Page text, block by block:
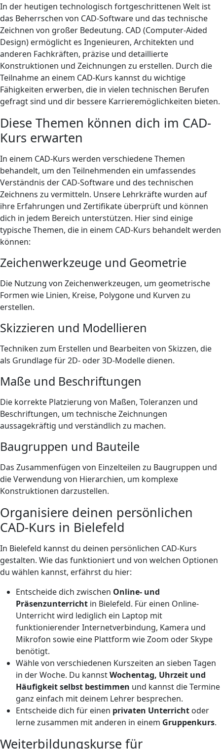
In der heutigen technologisch fortgeschrittenen Welt ist
das Beherrschen von CAD-Software und das technische
Zeichnen von großer Bedeutung. CAD (Computer-Aided
Design) ermöglicht es Ingenieuren, Architekten und
anderen Fachkräften, präzise und detaillierte
Konstruktionen und Zeichnungen zu erstellen. Durch die
Teilnahme an einem CAD-Kurs kannst du wichtige
Fähigkeiten erwerben, die in vielen technischen Berufen
gefragt sind und dir bessere Karrieremöglichkeiten bieten.
Diese Themen können dich im CAD-
Kurs erwarten
In einem CAD-Kurs werden verschiedene Themen
behandelt, um den Teilnehmenden ein umfassendes
Verständnis der CAD-Software und des technischen
Zeichnens zu vermitteln. Unsere Lehrkräfte wurden auf
ihre Erfahrungen und Zertifikate überprüft und können
dich in jedem Bereich unterstützen. Hier sind einige
typische Themen, die in einem CAD-Kurs behandelt werden
können:
Zeichenwerkzeuge und Geometrie
Die Nutzung von Zeichenwerkzeugen, um geometrische
Formen wie Linien, Kreise, Polygone und Kurven zu
erstellen.
Skizzieren und Modellieren
Techniken zum Erstellen und Bearbeiten von Skizzen, die
als Grundlage für 2D- oder 3D-Modelle dienen.
Maße und Beschriftungen
Die korrekte Platzierung von Maßen, Toleranzen und
Beschriftungen, um technische Zeichnungen
aussagekräftig und verständlich zu machen.
Baugruppen und Bauteile
Das Zusammenfügen von Einzelteilen zu Baugruppen und
die Verwendung von Hierarchien, um komplexe
Konstruktionen darzustellen.
Organisiere deinen persönlichen
CAD-Kurs in Bielefeld
In Bielefeld kannst du deinen persönlichen CAD-Kurs
gestalten. Wie das funktioniert und von welchen Optionen
du wählen kannst, erfährst du hier:
Entscheide dich zwischen Online- und
Präsenzunterricht in Bielefeld. Für einen Online-
Unterricht wird lediglich ein Laptop mit
funktionierender Internetverbindung, Kamera und
Mikrofon sowie eine Plattform wie Zoom oder Skype
benötigt.
Wähle von verschiedenen Kurszeiten an sieben Tagen
in der Woche. Du kannstWochentag, Uhrzeit und
Häufigkeit selbst bestimmen und kannst die Termine
ganz einfach mit deinem Lehrer besprechen.
Entscheide dich für einen privaten Unterricht oder
lerne zusammen mit anderen in einem Gruppenkurs.
Weiterbildungskurse für